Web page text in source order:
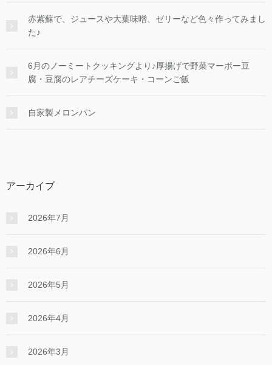
赤紫蘇で、ジュースや大葉味噌、ゼリーなど色々作ってみまし
た♪
6月のノーミートクッキングより♪厚揚げで野菜マーボー豆
腐・豆腐のレアチーズケーキ・コーンご飯
自家製メロンパン
アーカイブ
2026年7月
2026年6月
2026年5月
2026年4月
2026年3月